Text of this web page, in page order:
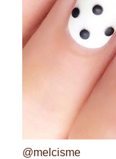
@melcisme